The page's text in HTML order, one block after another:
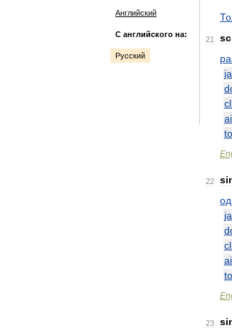
Английский
С английского на:
Русский
21
22
23